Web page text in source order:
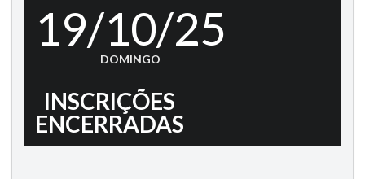
19/10/25
DOMINGO
INSCRIÇÕES
ENCERRADAS